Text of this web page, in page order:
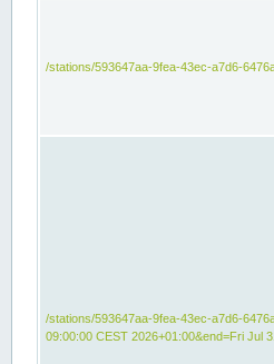
/stations/593647aa-9fea-43ec-a7d6-
/stations/593647aa-9fea-43ec-a7d6-
09:00:00 CEST 2026+01:00&end=Fri Jul